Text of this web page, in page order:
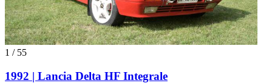
1 / 55
1992 | Lancia Delta HF Integrale